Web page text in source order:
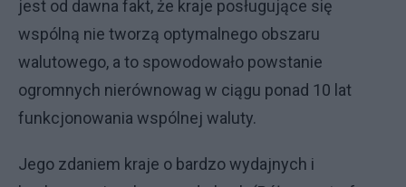
jest od dawna fakt, że kraje posługujące się
wspólną nie tworzą optymalnego obszaru
walutowego, a to spowodowało powstanie
ogromnych nierównowag w ciągu ponad 10 lat
funkcjonowania wspólnej waluty.
Jego zdaniem kraje o bardzo wydajnych i